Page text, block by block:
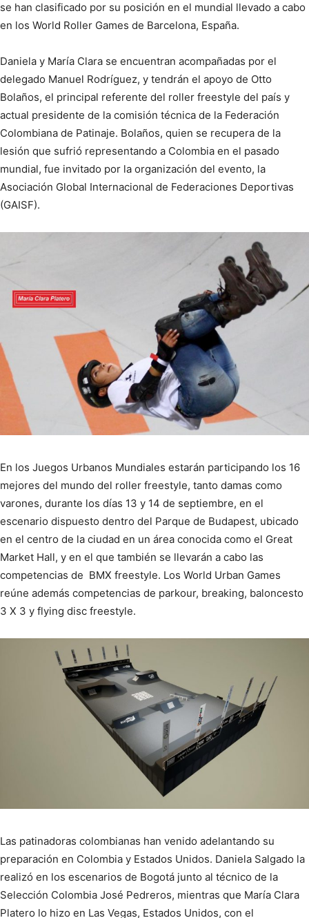
se han clasificado por su posición en el mundial llevado a cabo
en los World Roller Games de Barcelona, España.
Daniela y María Clara se encuentran acompañadas por el
delegado Manuel Rodríguez, y tendrán el apoyo de Otto
Bolaños, el principal referente del roller freestyle del país y
actual presidente de la comisión técnica de la Federación
Colombiana de Patinaje. Bolaños, quien se recupera de la
lesión que sufrió representando a Colombia en el pasado
mundial, fue invitado por la organización del evento, la
Asociación Global Internacional de Federaciones Deportivas
(GAISF).
En los Juegos Urbanos Mundiales estarán participando los 16
mejores del mundo del roller freestyle, tanto damas como
varones, durante los días 13 y 14 de septiembre, en el
escenario dispuesto dentro del Parque de Budapest, ubicado
en el centro de la ciudad en un área conocida como el Great
Market Hall, y en el que también se llevarán a cabo las
competencias de BMX freestyle. Los World Urban Games
reúne además competencias de parkour, breaking, baloncesto
3 X 3 y flying disc freestyle.
Las patinadoras colombianas han venido adelantando su
preparación en Colombia y Estados Unidos. Daniela Salgado la
realizó en los escenarios de Bogotá junto al técnico de la
Selección Colombia José Pedreros, mientras que María Clara
Platero lo hizo en Las Vegas, Estados Unidos, con el